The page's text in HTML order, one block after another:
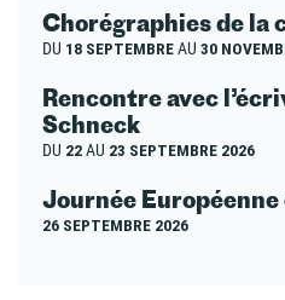
Chorégraphies de la
DU 18 SEPTEMBREAU 30
Rencontre avec
Schneck
DU 22AU 23 SEPTEMBRE 2026
Journée Européenne
26 SEPTEMBRE 2026